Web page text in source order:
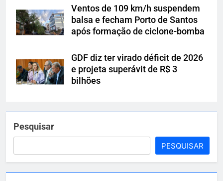
Ventos de 109 km/h suspendem
balsa e fecham Porto de Santos
após formação de ciclone-bomba
GDF diz ter virado déficit de 2026
e projeta superávit de R$ 3
bilhões
Pesquisar
PESQUISAR